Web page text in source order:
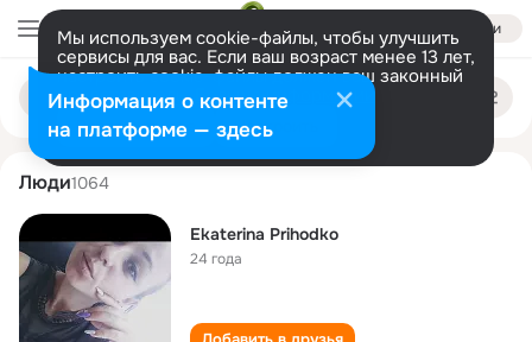
Войти
Мы используем cookie-файлы, чтобы улучшить
сервисы для вас. Если ваш возраст менее 13 лет,
настроить cookie-файлы должен ваш законный
представитель. Больше информации
Разрешить все Настроить
Поиск
людям
ekaterina prikhodko
Люди1064
Ekaterina Prihodko
24 года
Информация о контенте
на платформе — здесь